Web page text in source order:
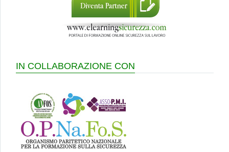
IN COLLABORAZIONE CON